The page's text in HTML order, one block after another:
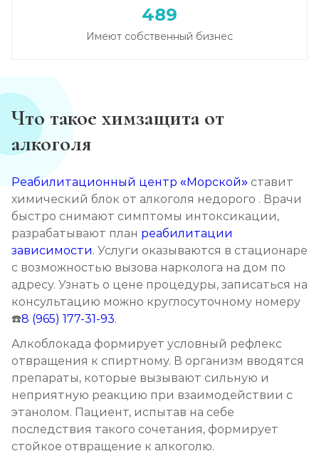
Кодирование Аквилонгом
от 2 850 ₽
Кодирование Алгоминалом
от 2 500 ₽ Записаться
Кодирование препаратом Тетлонг 250
Записаться
Кодирование Колме
от 3 600 ₽
Кодирование с провокацией
от 3 200 ₽ Записаться
Кодирование СИТ
от 4 300 ₽
489
Имеют собственный бизнес
Что такое химзащита от
алкоголя
Реабилитационный центр «Морской» ставит
химический блок от алкоголя недорого . Врачи
быстро снимают симптомы интоксикации,
разрабатывают план реабилитации
зависимости. Услуги оказываются в стационаре
с возможностью вызова нарколога на дом по
адресу. Узнать о цене процедуры, записаться на
консультацию можно круглосуточному номеру
☎️8 (965) 177-31-93.
Алкоблокада формирует условный рефлекс
отвращения к спиртному. В организм вводятся
препараты, которые вызывают сильную и
неприятную реакцию при взаимодействии с
этанолом. Пациент, испытав на себе
последствия такого сочетания, формирует
стойкое отвращение к алкоголю.